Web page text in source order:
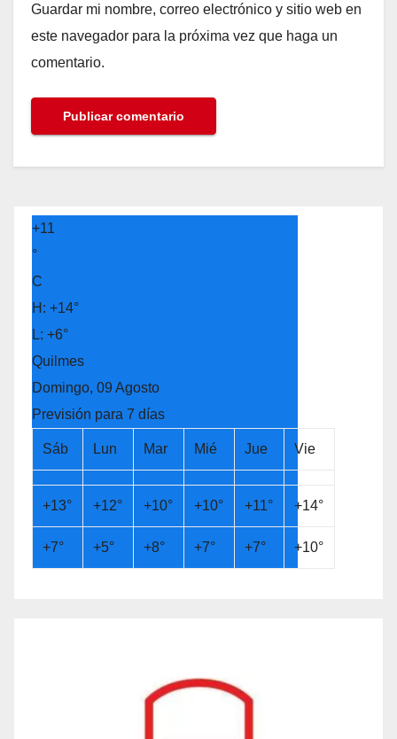
Guardar mi nombre, correo electrónico y sitio web en
este navegador para la próxima vez que haga un
comentario.
+11
°
C
H: +14°
L: +6°
Quilmes
Domingo, 09 Agosto
Previsión para 7 días
Sáb Lun Mar Mié Jue Vie
+13° +12° +10° +10° +11° +14°
+7° +5° +8° +7° +7° +10°